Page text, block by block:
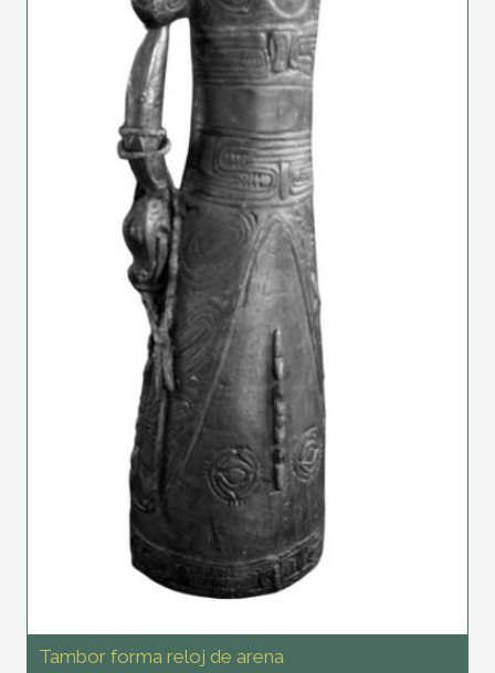
Tambor forma reloj de arena